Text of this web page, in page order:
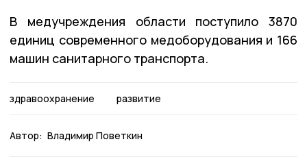
В медучреждения области поступило 3870
единиц современного медоборудования и 166
машин санитарного транспорта.
здравоохранение развитие
Автор: Владимир Поветкин